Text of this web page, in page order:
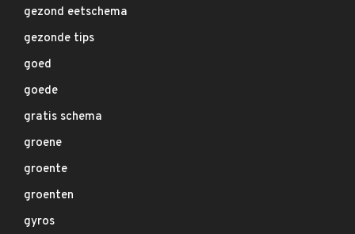
gezond eetschema
gezonde tips
goed
goede
gratis schema
groene
groente
groenten
gyros